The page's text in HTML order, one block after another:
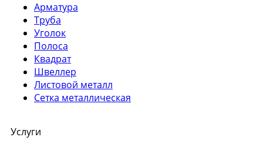
Арматура
Труба
Уголок
Полоса
Квадрат
Швеллер
Листовой металл
Сетка металлическая
Услуги